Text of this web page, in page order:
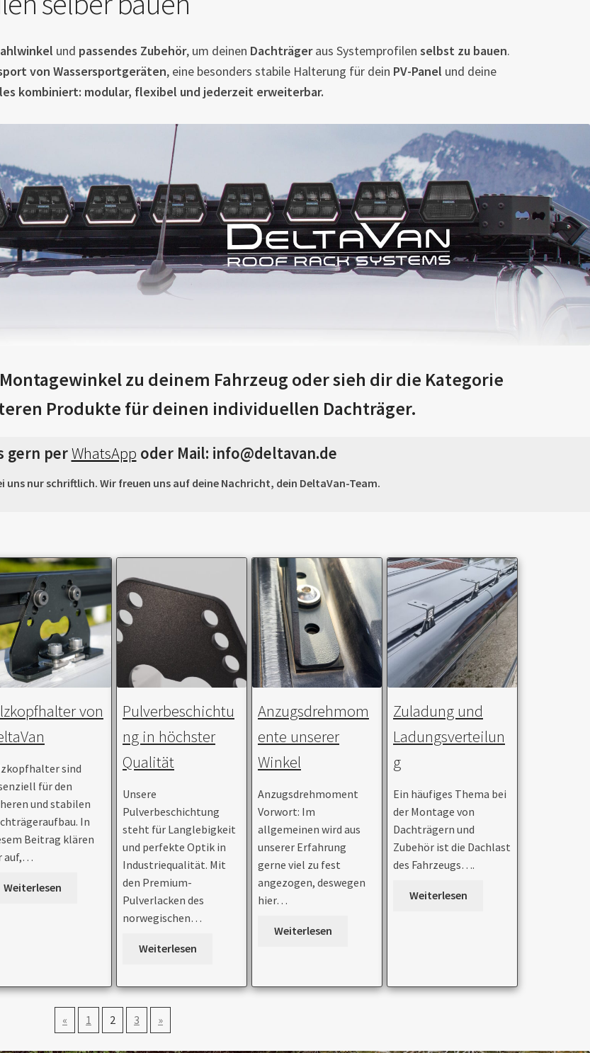
und passendes Zubehör, um deinen Dachträgeraus Systemprofilen selbst zu bauen.
von Wassersportgeräten, eine besonders stabile Halterung für dein PV-Panel und deine
kombiniert: modular, flexibel und jederzeit erweiterbar.
zu deinem Fahrzeug oder sieh dir die Kategorie
Produkte für deinen individuellen Dachträger.
gern perWhatsApp oder Mail: info@deltavan.de
nur schriftlich. Wir freuen uns auf deine Nachricht, dein DeltaVan-Team.
von
sind
für den
und stabilen
In
Beitrag klären
auf,…
Weiterlesen
Pulverbeschichtu
ng in höchster
Qualität
Unsere
Pulverbeschichtung
steht für Langlebigkeit
und perfekte Optik in
Industriequalität. Mit
den Premium-
Pulverlacken des
norwegischen…
Weiterlesen
Anzugsdrehmom
ente unserer
Winkel
Anzugsdrehmoment
Vorwort: Im
allgemeinen wird aus
unserer Erfahrung
gerne viel zu fest
angezogen, deswegen
hier…
Weiterlesen
Zuladung und
Ladungsverteilun
g
Ein häufiges Thema bei
der Montage von
Dachträgern und
Zubehör ist die Dachlast
des Fahrzeugs….
Weiterlesen
« 1 2 3 »